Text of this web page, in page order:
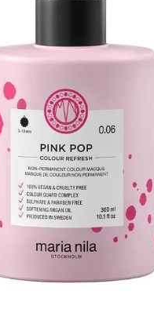
9 . tinte